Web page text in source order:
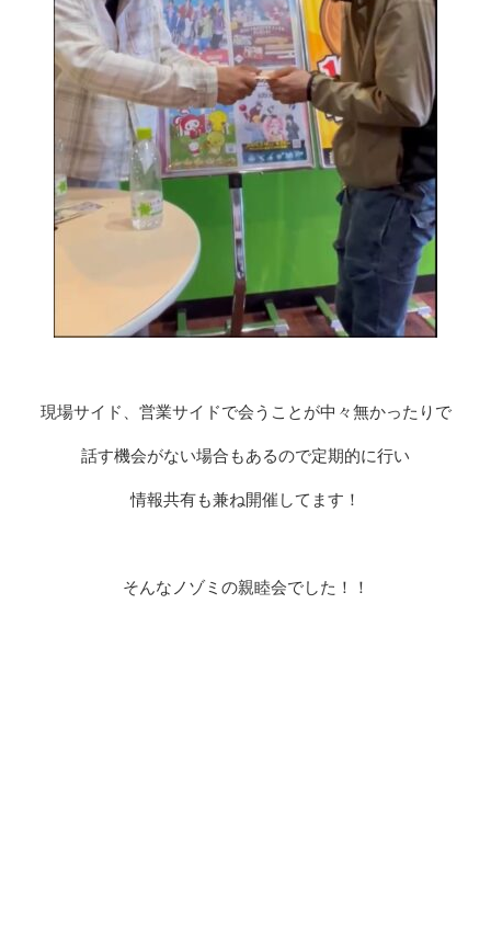
現場サイド、営業サイドで会うことが中々無かったりで
話す機会がない場合もあるので定期的に行い
情報共有も兼ね開催してます！
そんなノゾミの親睦会でした！！